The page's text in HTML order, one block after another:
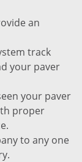
an
track
your paver
your paver
proper
to any one